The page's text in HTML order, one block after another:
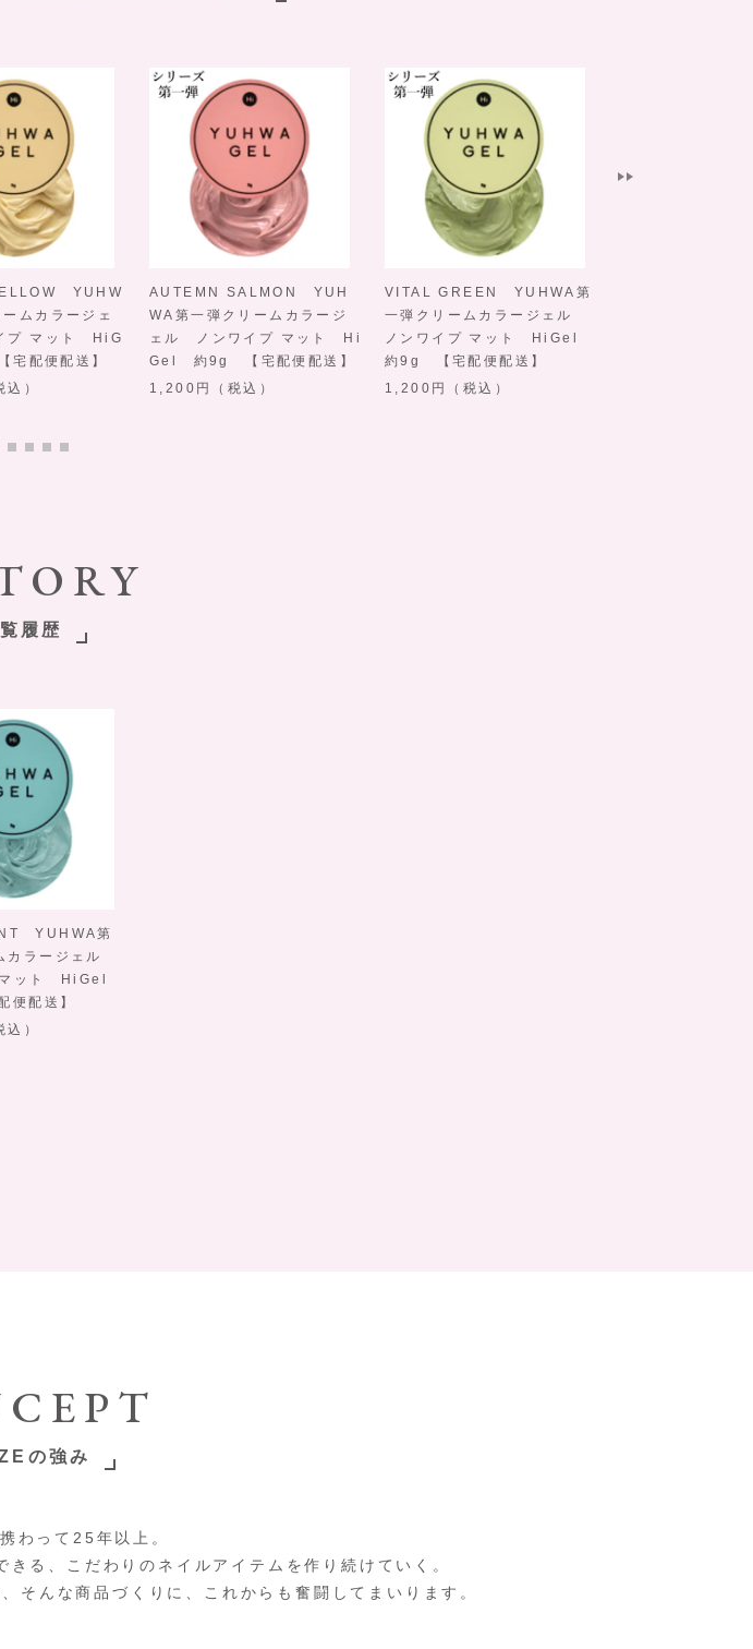
YUHW
ムカラージェ
プ マット HiG
配便配送】
込）
AUTEMN SALMON YUH
WA第一弾クリームカラージ
ェル ノンワイプ マット Hi
Gel 約9g 【宅配便配送】
1,200
（税込）
VITAL GREEN YUHWA第
一弾クリームカラージェル
ノンワイプ マット HiGel
約9g 【宅配便配送】
1,200
（税込）
履歴
YUHWA第
カラージェル
マット HiGel
配送】
込）
の強み
わって25年以上。
る、こだわりのネイルアイテムを作り続けていく。
そんな商品づくりに、これからも奮闘してまいります。